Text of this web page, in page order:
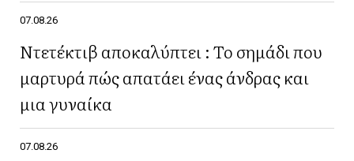
07.08.26
Ντετέκτιβ αποκαλύπτει : Το σημάδι που
μαρτυρά πώς απατάει ένας άνδρας και
μια γυναίκα
07.08.26